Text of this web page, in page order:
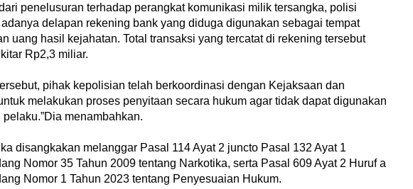
penelusuran terhadap perangkat komunikasi milik tersangka, polisi
delapan rekening bank yang diduga digunakan sebagai tempat
uang hasil kejahatan. Total transaksi yang tercatat di rekening tersebut
Rp2,3 miliar.
pihak kepolisian telah berkoordinasi dengan Kejaksaan dan
melakukan proses penyitaan secara hukum agar tidak dapat digunakan
menambahkan.
disangkakan melanggar Pasal 114 Ayat 2 juncto Pasal 132 Ayat 1
Nomor 35 Tahun 2009 tentang Narkotika, serta Pasal 609 Ayat 2 Huruf a
Nomor 1 Tahun 2023 tentang Penyesuaian Hukum.